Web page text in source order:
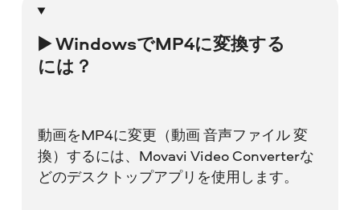
▶️ WindowsでMP4に変換する
には？
動画をMP4に変更（動画 音声ファイル 変
換）するには、Movavi Video Converterな
どのデスクトップアプリを使用します。